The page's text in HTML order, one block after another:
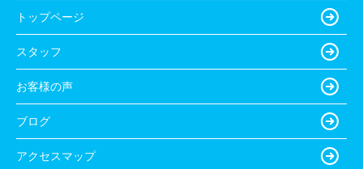
トップページ
スタッフ
お客様の声
ブログ
アクセスマップ